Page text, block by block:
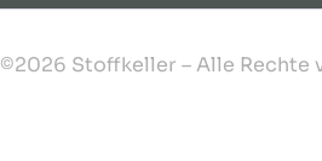
©2026 Stoffkeller – Alle Rechte